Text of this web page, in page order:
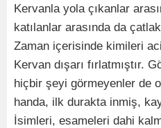
Kervanla yola çıkanlar
katılanlar arasında da
Zaman içerisinde kimileri
Kervan dışarı fırlatmıştır.
hiçbir şeyi görmeyenler de
handa, ilk durakta inmiş,
İsimleri, esameleri dahi